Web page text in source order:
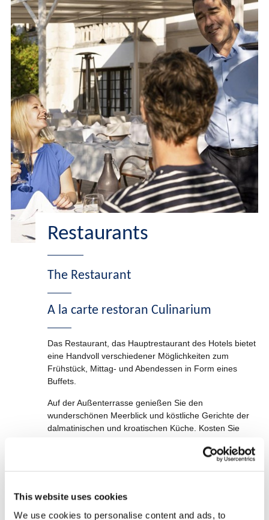
This website uses cookies
We use cookies to personalise content and ads, to
Restaurants
The Restaurant
A la carte restoran Culinarium
Das Restaurant, das Hauptrestaurant des Hotels bietet
eine Handvoll verschiedener Möglichkeiten zum
Frühstück, Mittag- und Abendessen in Form eines
Buffets.
Auf der Außenterrasse genießen Sie den
wunderschönen Meerblick und köstliche Gerichte der
dalmatinischen und kroatischen Küche. Kosten Sie
faszinierenden vegetarischen und veganen Gerichten.
Restaurant Culinarium.